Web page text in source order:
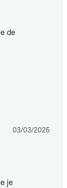
de
03/03/2025
je